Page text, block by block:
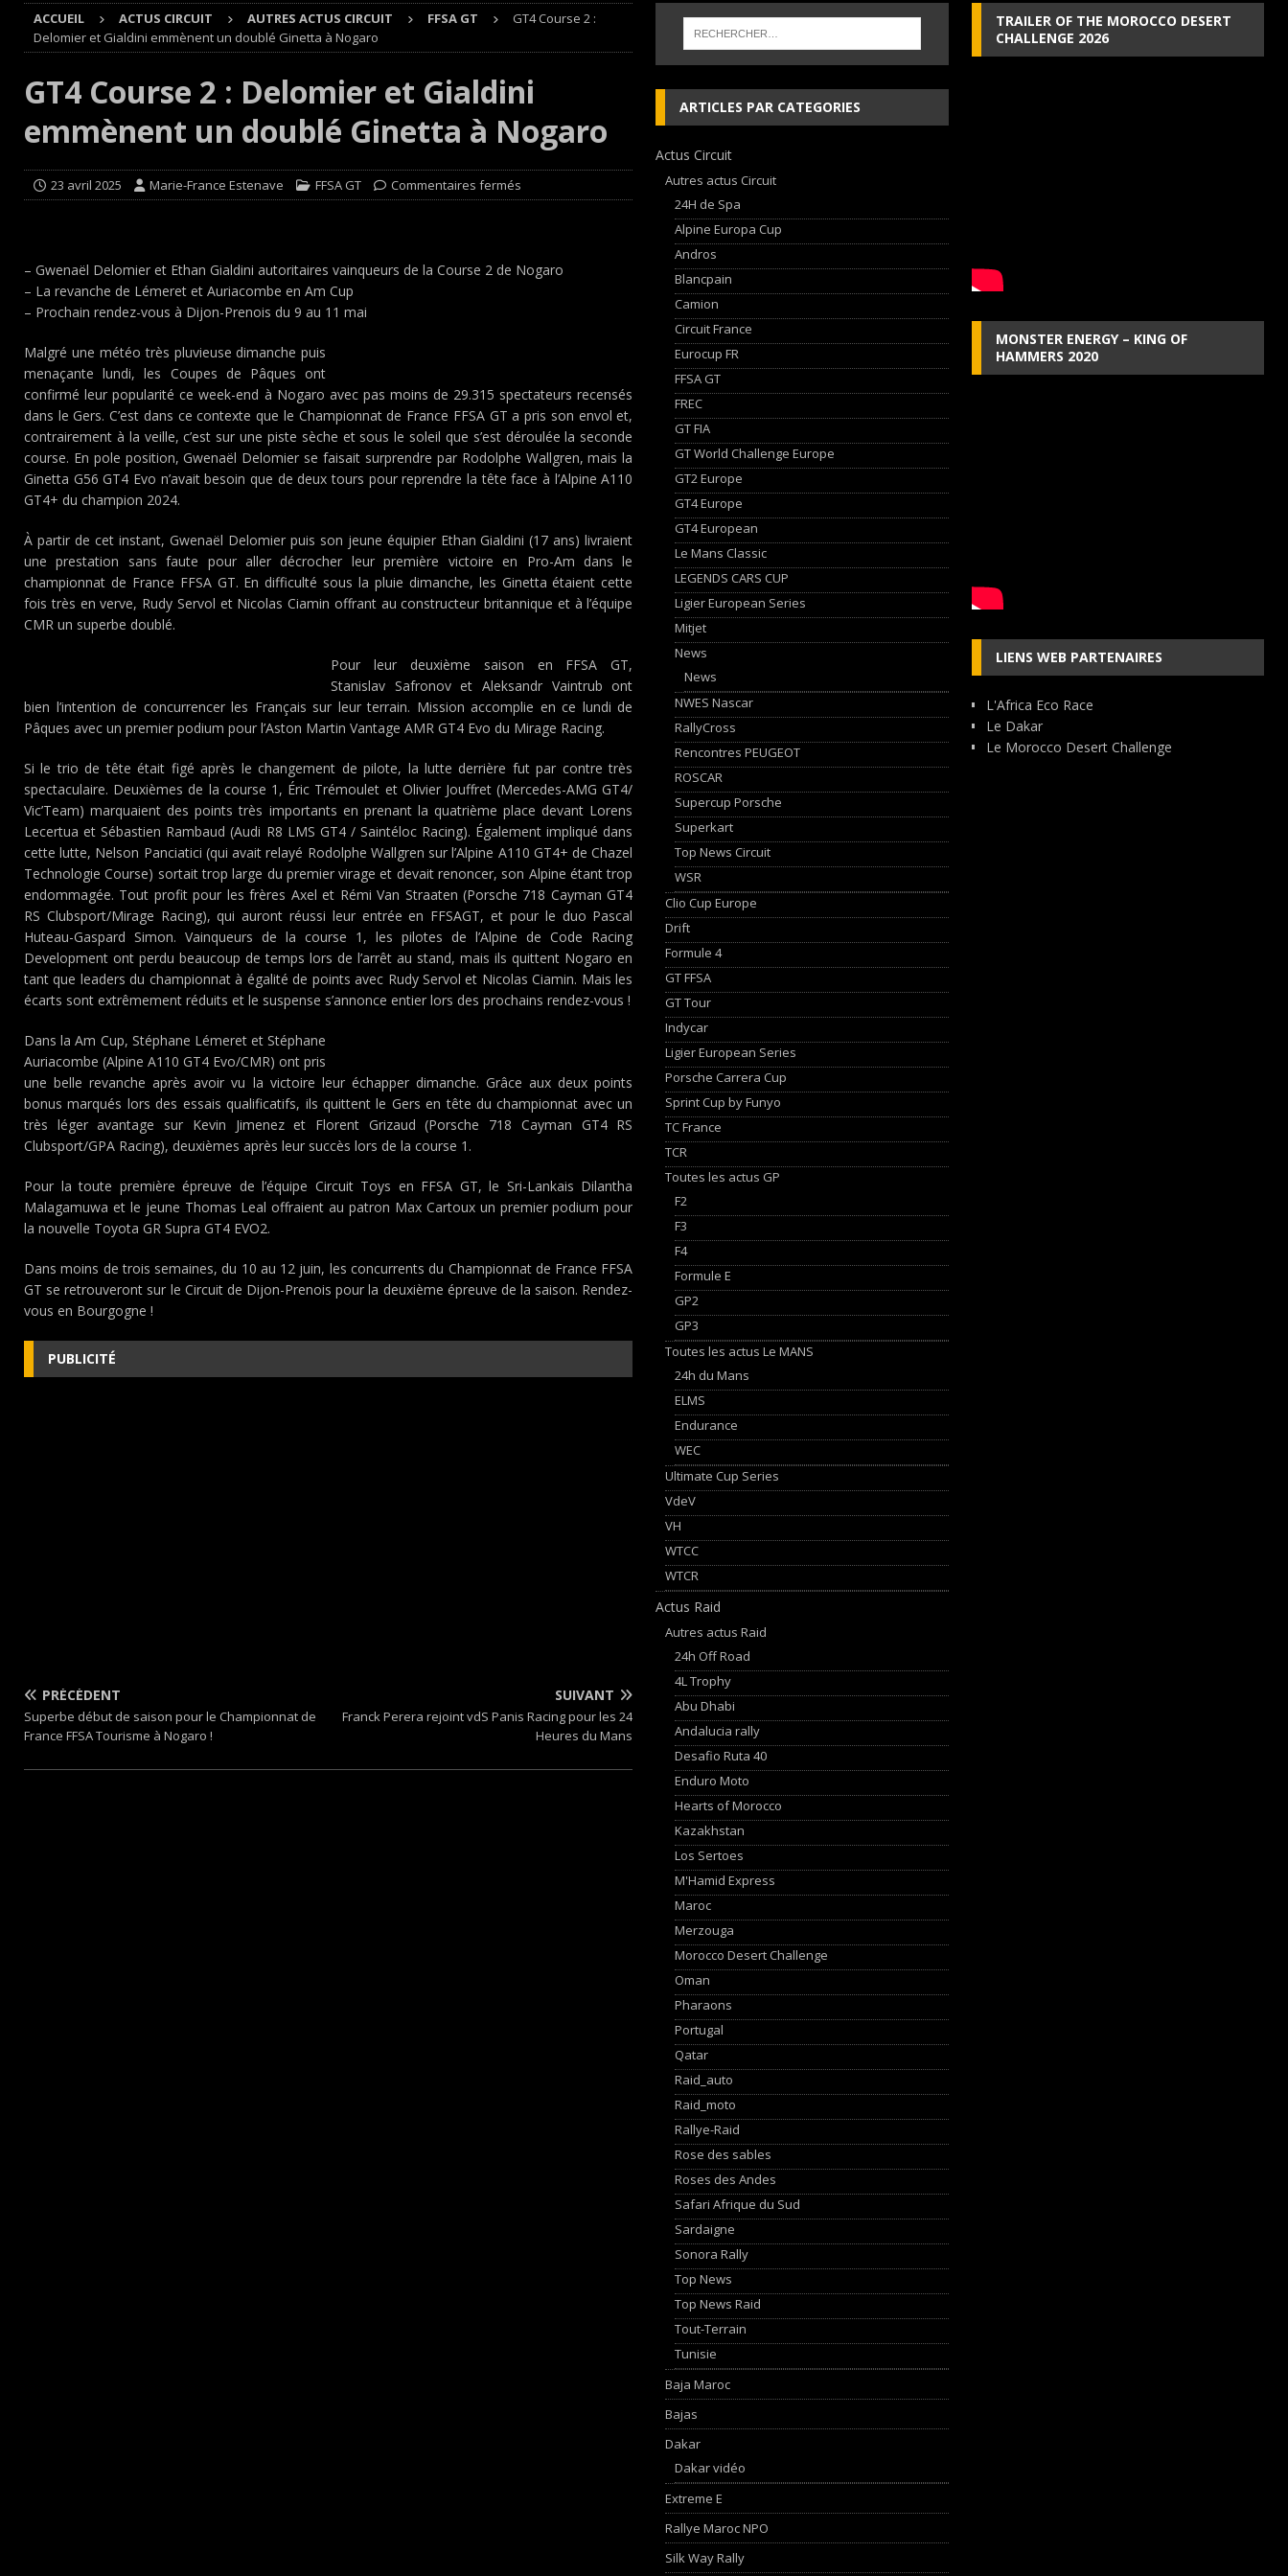
[ 4 août 2026 ]
Buggyra Organization and WINBO-DONGJIAN Automotive Technology sign strategic partnership
RALLYE-RAID
[ 4 août 2026 ] Paul Cauhaupé rejoint le cercle des vainqueurs en Porsche Carrera Cup France après son double succès à Magny-
Cours
EDITO CIRCUIT
EDITO RAID
ACCUEIL ACTUS CIRCUIT AUTRES ACTUS CIRCUIT FFSA GT
GT4 Course 2 :
Delomier et Gialdini emmènent un doublé Ginetta à Nogaro
GT4 Course 2 : Delomier et Gialdini
emmènent un doublé Ginetta à Nogaro
23 avril 2025 Marie-France Estenave FFSA GT Commentaires fermés
– Gwenaël Delomier et Ethan Gialdini autoritaires vainqueurs de la Course 2 de Nogaro
– La revanche de Lémeret et Auriacombe en Am Cup
– Prochain rendez-vous à Dijon-Prenois du 9 au 11 mai
Malgré une météo très pluvieuse dimanche puis
menaçante lundi, les Coupes de Pâques ont
confirmé leur popularité ce week-end à Nogaro avec pas moins de 29.315 spectateurs recensés
dans le Gers. C’est dans ce contexte que le Championnat de France FFSA GT a pris son envol et,
contrairement à la veille, c’est sur une piste sèche et sous le soleil que s’est déroulée la seconde
course. En pole position, Gwenaël Delomier se faisait surprendre par Rodolphe Wallgren, mais la
Ginetta G56 GT4 Evo n’avait besoin que de deux tours pour reprendre la tête face à l’Alpine A110
GT4+ du champion 2024.
À partir de cet instant, Gwenaël Delomier puis son jeune équipier Ethan Gialdini (17 ans) livraient
une prestation sans faute pour aller décrocher leur première victoire en Pro-Am dans le
championnat de France FFSA GT. En difficulté sous la pluie dimanche, les Ginetta étaient cette
fois très en verve, Rudy Servol et Nicolas Ciamin offrant au constructeur britannique et à l’équipe
CMR un superbe doublé.
Pour leur deuxième saison en FFSA GT,
Stanislav Safronov et Aleksandr Vaintrub ont
bien l’intention de concurrencer les Français sur leur terrain. Mission accomplie en ce lundi de
Pâques avec un premier podium pour l’Aston Martin Vantage AMR GT4 Evo du Mirage Racing.
Si le trio de tête était figé après le changement de pilote, la lutte derrière fut par contre très
spectaculaire. Deuxièmes de la course 1, Éric Trémoulet et Olivier Jouffret (Mercedes-AMG GT4/
Vic’Team) marquaient des points très importants en prenant la quatrième place devant Lorens
Lecertua et Sébastien Rambaud (Audi R8 LMS GT4 / Saintéloc Racing). Également impliqué dans
cette lutte, Nelson Panciatici (qui avait relayé Rodolphe Wallgren sur l’Alpine A110 GT4+ de Chazel
Technologie Course) sortait trop large du premier virage et devait renoncer, son Alpine étant trop
endommagée. Tout profit pour les frères Axel et Rémi Van Straaten (Porsche 718 Cayman GT4
RS Clubsport/Mirage Racing), qui auront réussi leur entrée en FFSAGT, et pour le duo Pascal
Huteau-Gaspard Simon. Vainqueurs de la course 1, les pilotes de l’Alpine de Code Racing
Development ont perdu beaucoup de temps lors de l’arrêt au stand, mais ils quittent Nogaro en
tant que leaders du championnat à égalité de points avec Rudy Servol et Nicolas Ciamin. Mais les
écarts sont extrêmement réduits et le suspense s’annonce entier lors des prochains rendez-vous !
Dans la Am Cup, Stéphane Lémeret et Stéphane
Auriacombe (Alpine A110 GT4 Evo/CMR) ont pris
une belle revanche après avoir vu la victoire leur échapper dimanche. Grâce aux deux points
bonus marqués lors des essais qualificatifs, ils quittent le Gers en tête du championnat avec un
très léger avantage sur Kevin Jimenez et Florent Grizaud (Porsche 718 Cayman GT4 RS
Clubsport/GPA Racing), deuxièmes après leur succès lors de la course 1.
Pour la toute première épreuve de l’équipe Circuit Toys en FFSA GT, le Sri-Lankais Dilantha
Malagamuwa et le jeune Thomas Leal offraient au patron Max Cartoux un premier podium pour
la nouvelle Toyota GR Supra GT4 EVO2.
Dans moins de trois semaines, du 10 au 12 juin, les concurrents du Championnat de France FFSA
GT se retrouveront sur le Circuit de Dijon-Prenois pour la deuxième épreuve de la saison. Rendez-
vous en Bourgogne !
PUBLICITÉ
PRÉCÉDENT
Superbe début de saison pour le Championnat de
France FFSA Tourisme à Nogaro !
SUIVANT
Franck Perera rejoint vdS Panis Racing pour les 24
Heures du Mans
ARTICLES PAR CATEGORIES
Actus Circuit
Autres actus Circuit
24H de Spa
Alpine Europa Cup
Andros
Blancpain
Camion
Circuit France
Eurocup FR
FFSA GT
FREC
GT FIA
GT World Challenge Europe
GT2 Europe
GT4 Europe
GT4 European
Le Mans Classic
LEGENDS CARS CUP
Ligier European Series
Mitjet
News
News
NWES Nascar
RallyCross
Rencontres PEUGEOT
ROSCAR
Supercup Porsche
Superkart
Top News Circuit
WSR
Clio Cup Europe
Drift
Formule 4
GT FFSA
GT Tour
Indycar
Ligier European Series
Porsche Carrera Cup
Sprint Cup by Funyo
TC France
TCR
Toutes les actus GP
F2
F3
F4
Formule E
GP2
GP3
Toutes les actus Le MANS
24h du Mans
ELMS
Endurance
WEC
Ultimate Cup Series
VdeV
VH
WTCC
WTCR
Actus Raid
Autres actus Raid
24h Off Road
4L Trophy
Abu Dhabi
Andalucia rally
Desafio Ruta 40
Enduro Moto
Hearts of Morocco
Kazakhstan
Los Sertoes
M'Hamid Express
Maroc
Merzouga
Morocco Desert Challenge
Oman
Pharaons
Portugal
Qatar
Raid_auto
Raid_moto
Rallye-Raid
Rose des sables
Roses des Andes
Safari Afrique du Sud
Sardaigne
Sonora Rally
Top News
Top News Raid
Tout-Terrain
Tunisie
Baja Maroc
Bajas
Dakar
Dakar vidéo
Extreme E
Rallye Maroc NPO
Silk Way Rally
TRAILER OF THE MOROCCO DESERT
CHALLENGE 2026
MONSTER ENERGY – KING OF
HAMMERS 2020
LIENS WEB PARTENAIRES
L'Africa Eco Race
Le Dakar
Le Morocco Desert Challenge